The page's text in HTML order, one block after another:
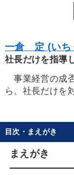
一倉 定 (いち
社長だけを指導
事業経営の成
ら、社長だけを
チョークを投げ
たがる倒産寸前
もに幾夜にもわ
目次・まえがき
まえがき